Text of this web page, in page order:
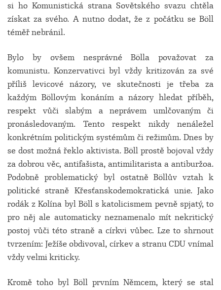
si ho Komunistická strana Sovětského svazu chtěla
získat za svého. A nutno dodat, že z počátku se Böll
téměř nebránil.
Bylo by ovšemnesprávné Bölla považovat za
komunistu. Konzervativci byl vždy kritizován za své
příliš levicové názory, ve skutečnosti je třeba za
každým Böllovým konáním a názory hledat příběh,
respekt vůči slabým a neprávem umlčovaným či
pronásledovaným. Tento respekt nikdy nenáležel
konkrétním politickým systémům či režimům. Dnes by
se dost možná řeklo aktivista. Böll prostě bojoval vždy
za dobrou věc, antifašista, antimilitarista a antiburžoa.
Podobně problematický byl ostatně Böllův vztah k
politické straně Křesťanskodemokratická unie. Jako
rodák z Kolína byl Böll s katolicismem pevně spjatý, to
pro něj ale automaticky neznamenalo mít nekritický
postoj vůči této straně a církvi vůbec. Lze to shrnout
tvrzením: Ježíše obdivoval, církev a stranu CDU vnímal
vždy velmi kriticky.
Kromě toho byl Böll prvním Němcem, který se stal